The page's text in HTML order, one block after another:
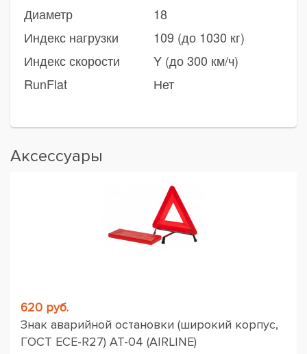
Диаметр
18
Индекс нагрузки
109 (до 1030 кг)
Индекс скорости
Y (до 300 км/ч)
RunFlat
Нет
Аксессуары
620 руб.
Знак аварийной остановки (широкий корпус,
ГОСТ ЕСЕ-R27) AT-04 (AIRLINE)